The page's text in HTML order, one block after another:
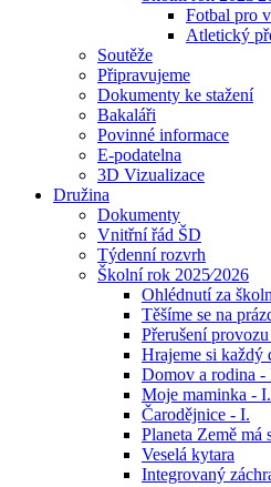
Fotbal pro
Atletický
Soutěže
Připravujeme
Dokumenty ke stažení
Bakaláři
Povinné informace
E-podatelna
3D Vizualizace
Družina
Dokumenty
Vnitřní řád ŠD
Týdenní rozvrh
Školní rok 2025⁄2026
Ohlédnutí za
Těšíme se na
Přerušení
Hrajeme si každý
Domov a rodina -
Moje maminka - I.
Čarodějnice - I.
Planeta Země má
Veselá kytara
Integrovaný